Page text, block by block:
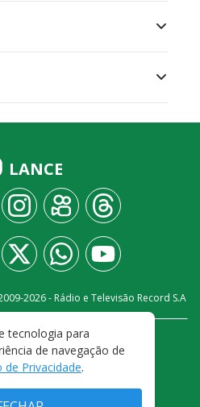
LANCE
2026- Rádio e Televisão Record S.A
PRIVACIDADE
DE USO
tecnologia para
de navegação de
de Privacidade.